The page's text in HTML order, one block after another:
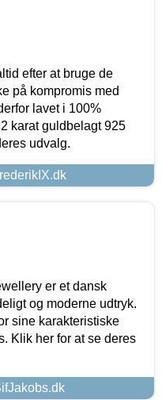
efter at bruge de
på kompromis med
lavet i 100%
karat guldbelagt 925
udvalg.
er et dansk
og moderne udtryk.
sine karakteristiske
Klik her for at se deres